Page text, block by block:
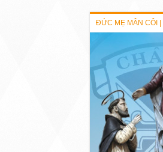
ĐỨC MẸ MÂN CÔI |